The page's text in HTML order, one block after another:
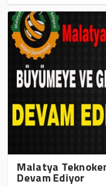
Malatya
Devam Ediyor